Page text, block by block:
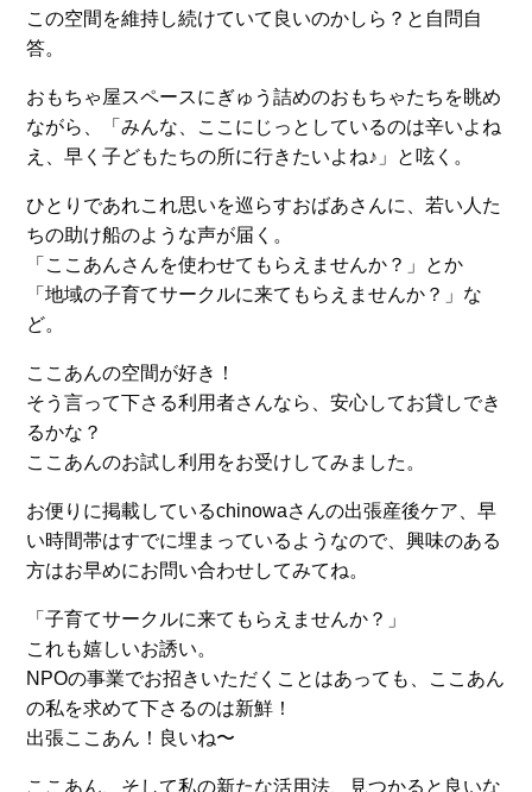
この空間を維持し続けていて良いのかしら？と自問自
答。
おもちゃ屋スペースにぎゅう詰めのおもちゃたちを眺め
ながら、「みんな、ここにじっとしているのは辛いよね
え、早く子どもたちの所に行きたいよね♪」と呟く。
ひとりであれこれ思いを巡らすおばあさんに、若い人た
ちの助け船のような声が届く。
「ここあんさんを使わせてもらえませんか？」とか
「地域の子育てサークルに来てもらえませんか？」な
ど。
ここあんの空間が好き！
そう言って下さる利用者さんなら、安心してお貸しでき
るかな？
ここあんのお試し利用をお受けしてみました。
お便りに掲載しているchinowaさんの出張産後ケア、早
い時間帯はすでに埋まっているようなので、興味のある
方はお早めにお問い合わせしてみてね。
「子育てサークルに来てもらえませんか？」
これも嬉しいお誘い。
NPOの事業でお招きいただくことはあっても、ここあん
の私を求めて下さるのは新鮮！
出張ここあん！良いね〜
ここあん、そして私の新たな活用法、見つかると良いな